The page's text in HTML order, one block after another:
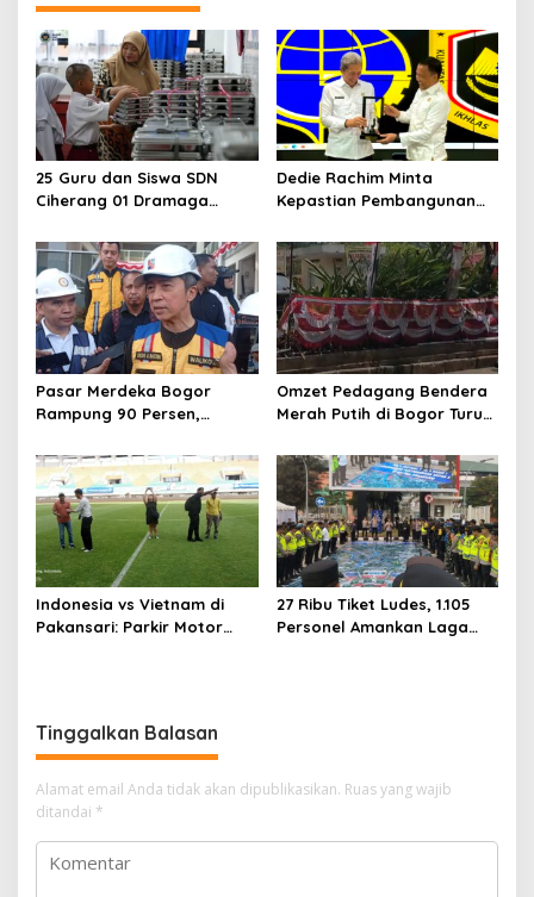
25 Guru dan Siswa SDN
Ciherang 01 Dramaga
Makanan Bergizi Gratis
Dedie Rachim Minta
Kepastian Pembangunan
Kemenhub
Pasar Merdeka Bogor
Rampung 90 Persen,
September 2026
Omzet Pedagang Bendera
Merah Putih di Bogor Turun,
Jelang HUT RI
Indonesia vs Vietnam di
Pakansari: Parkir Motor
27 Ribu Tiket Ludes, 1.105
Personel Amankan Laga
Tinggalkan Balasan
Alamat email Anda tidak akan dipublikasikan. Ruas yang wajib
ditandai *